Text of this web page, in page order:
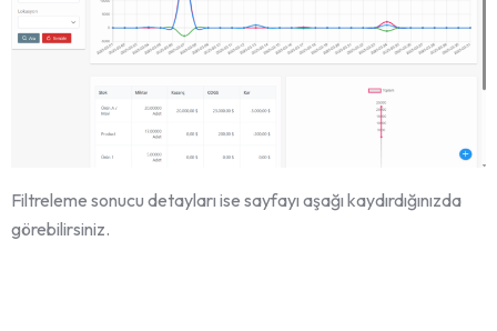
Filtreleme sonucu detayları ise sayfayı aşağı kaydırdığınızda
görebilirsiniz.